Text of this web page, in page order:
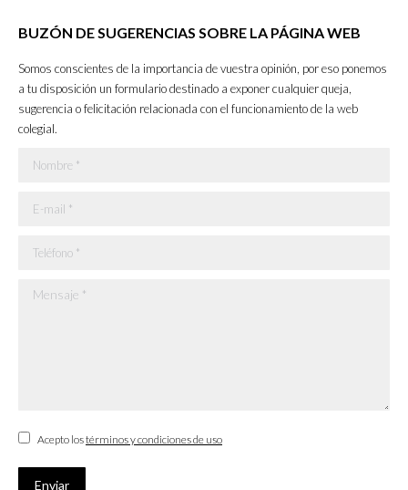
opens
new
window
opens
new
window
opens
new
window
opens
in
new
window
BUZÓN DE SUGERENCIAS SOBRE LA PÁGINA WEB
Somos conscientes de la importancia de vuestra opinión, por eso ponemos
a tu disposición un formulario destinado a exponer cualquier queja,
sugerencia o felicitación relacionada con el funcionamiento de la web
colegial.
Nombre *
E-mail *
Teléfono *
Mensaje *
Acepto lostérminos y condiciones de uso
Enviar